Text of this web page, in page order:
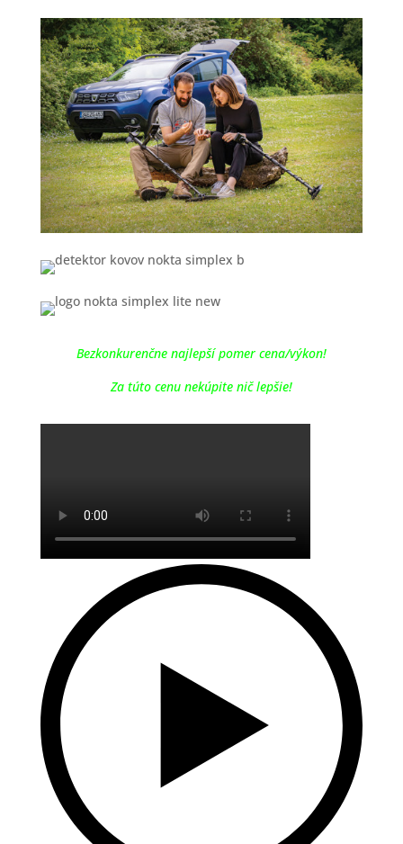
Bezkonkurenčne najlepší pomer cena/výkon!
Za túto cenu nekúpite nič lepšie!